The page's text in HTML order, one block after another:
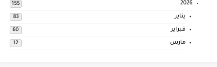
2026
155
يناير 83
فبراير 60
مارس 12